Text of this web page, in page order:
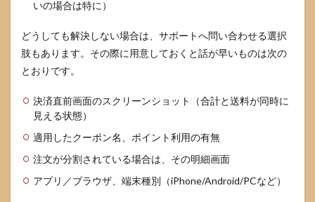
いの場合は特に）
どうしても解決しない場合は、サポートへ問い合わせる選択
肢もあります。その際に用意しておくと話が早いものは次の
とおりです。
決済直前画面のスクリーンショット（合計と送料が同時に
見える状態）
適用したクーポン名、ポイント利用の有無
注文が分割されている場合は、その明細画面
アプリ／ブラウザ、端末種別（iPhone/Android/PCなど）